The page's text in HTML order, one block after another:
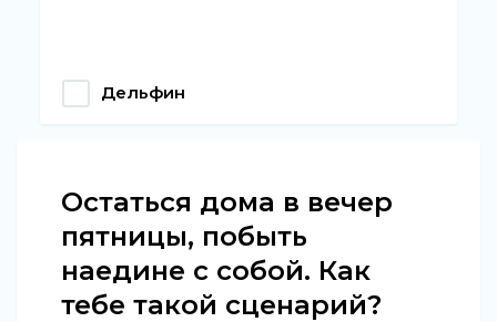
Дельфин
Остаться дома в вечер
пятницы, побыть
наедине с собой. Как
тебе такой сценарий?